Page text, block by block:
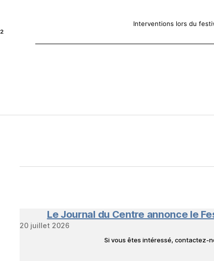
Interventions lors du
²
Le Journal du Centre annonce le
20 juillet 2026
Si vous êtes intéressé, contactez-